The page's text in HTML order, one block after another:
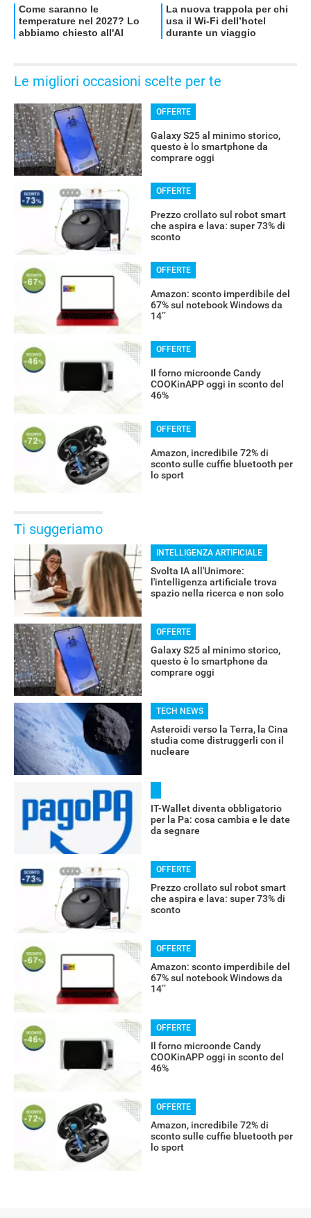
RECENSIONI
Le migliori occasioni scelte per te
OFFERTE
Galaxy S25 al minimo storico,
questo è lo smartphone da
comprare oggi
OFFERTE
Prezzo crollato sul robot smart
che aspira e lava: super 73% di
sconto
OFFERTE
Amazon: sconto imperdibile del
67% sul notebook Windows da
14’’
OFFERTE
Il forno microonde Candy
COOKinAPP oggi in sconto del
46%
OFFERTE
Amazon, incredibile 72% di
sconto sulle cuffie bluetooth per
lo sport
Ti suggeriamo
INTELLIGENZA ARTIFICIALE
Svolta IA all'Unimore:
l'intelligenza artificiale trova
spazio nella ricerca e non solo
OFFERTE
Galaxy S25 al minimo storico,
questo è lo smartphone da
comprare oggi
TECH NEWS
Asteroidi verso la Terra, la Cina
studia come distruggerli con il
nucleare
IT-Wallet diventa obbligatorio
per la Pa: cosa cambia e le date
da segnare
OFFERTE
Prezzo crollato sul robot smart
che aspira e lava: super 73% di
sconto
OFFERTE
Amazon: sconto imperdibile del
67% sul notebook Windows da
14’’
OFFERTE
Il forno microonde Candy
COOKinAPP oggi in sconto del
46%
OFFERTE
Amazon, incredibile 72% di
sconto sulle cuffie bluetooth per
lo sport